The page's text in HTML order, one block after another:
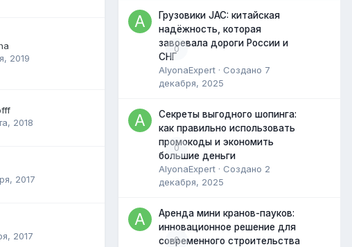
2019
2018
2017
2017
0
Грузовики JAC: китайская
надёжность, которая
завоевала дороги России и
СНГ
AlyonaExpert · Создано 7
декабря, 2025
0
Секреты выгодного шопинга:
как правильно использовать
промокоды и экономить
большие деньги
AlyonaExpert · Создано 2
декабря, 2025
0
Аренда мини кранов-пауков:
инновационное решение для
современного строительства